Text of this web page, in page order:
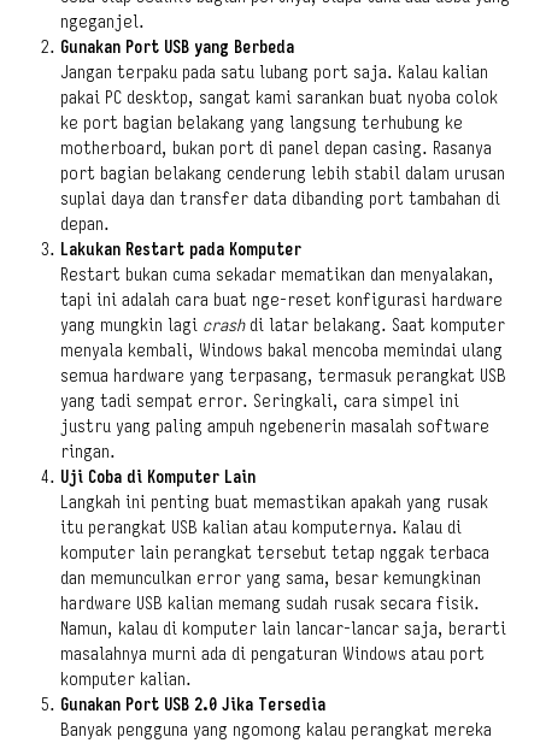
ngeganjel.
Gunakan Port USB yang Berbeda
Jangan terpaku pada satu lubang port saja. Kalau kalian
pakai PC desktop, sangat kami sarankan buat nyoba colok
ke port bagian belakang yang langsung terhubung ke
motherboard, bukan port di panel depan casing. Rasanya
port bagian belakang cenderung lebih stabil dalam urusan
suplai daya dan transfer data dibanding port tambahan di
depan.
Lakukan Restart pada Komputer
Restart bukan cuma sekadar mematikan dan menyalakan,
tapi ini adalah cara buat nge-reset konfigurasi hardware
yang mungkin lagi crashdi latar belakang. Saat komputer
menyala kembali, Windows bakal mencoba memindai ulang
semua hardware yang terpasang, termasuk perangkat USB
yang tadi sempat error. Seringkali, cara simpel ini
justru yang paling ampuh ngebenerin masalah software
ringan.
Uji Coba di Komputer Lain
Langkah ini penting buat memastikan apakah yang rusak
itu perangkat USB kalian atau komputernya. Kalau di
komputer lain perangkat tersebut tetap nggak terbaca
dan memunculkan error yang sama, besar kemungkinan
hardware USB kalian memang sudah rusak secara fisik.
Namun, kalau di komputer lain lancar-lancar saja, berarti
masalahnya murni ada di pengaturan Windows atau port
komputer kalian.
Gunakan Port USB 2.0 Jika Tersedia
Banyak pengguna yang ngomong kalau perangkat mereka